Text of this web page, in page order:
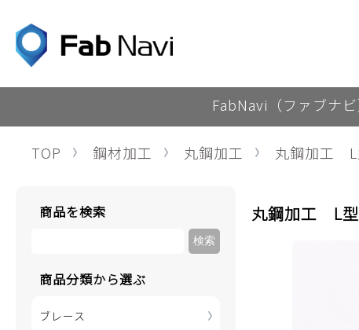
FabNavi（ファブナ
TOP 鋼材加工 丸鋼加工 丸鋼加工 L
商品を検索
商品分類から選ぶ
ブレース
丸鋼加工 L型